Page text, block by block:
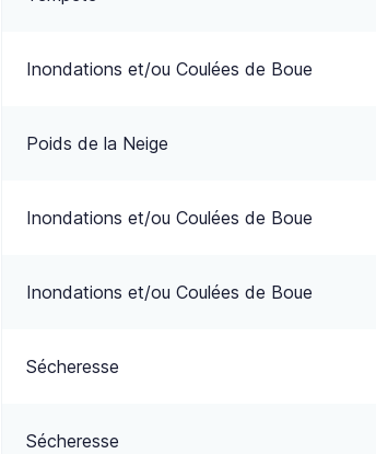
Inondations et/ou Coulées de Boue
Poids de la Neige
Inondations et/ou Coulées de Boue
Inondations et/ou Coulées de Boue
Sécheresse
Sécheresse